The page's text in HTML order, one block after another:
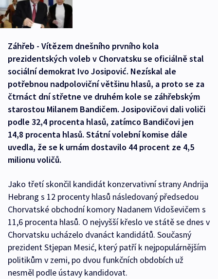
Záhřeb - Vítězem dnešního prvního kola
prezidentských voleb v Chorvatsku se oficiálně stal
sociální demokrat Ivo Josipović. Nezískal ale
potřebnou nadpoloviční většinu hlasů, a proto se za
čtrnáct dní střetne ve druhém kole se záhřebským
starostou Milanem Bandičem. Josipovičovi dali voliči
podle 32,4 procenta hlasů, zatímco Bandičovi jen
14,8 procenta hlasů. Státní volební komise dále
uvedla, že se k urnám dostavilo 44 procent ze 4,5
milionu voličů.
Jako třetí skončil kandidát konzervativní strany Andrija
Hebrang s 12 procenty hlasů následovaný předsedou
Chorvatské obchodní komory Nadanem Vidoševičem s
11,6 procenta hlasů. O nejvyšší křeslo ve státě se dnes v
Chorvatsku ucházelo dvanáct kandidátů. Současný
prezident Stjepan Mesić, který patří k nejpopulárnějším
politikům v zemi, po dvou funkčních obdobích už
nesměl podle ústavy kandidovat.